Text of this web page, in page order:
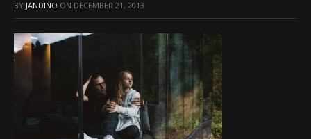
BY JANDINO ON DECEMBER 21, 2013